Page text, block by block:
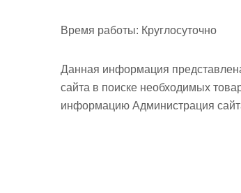
Время работы: Круглосуточно
Данная информация
сайта в поиске необходимых
информацию Администрация